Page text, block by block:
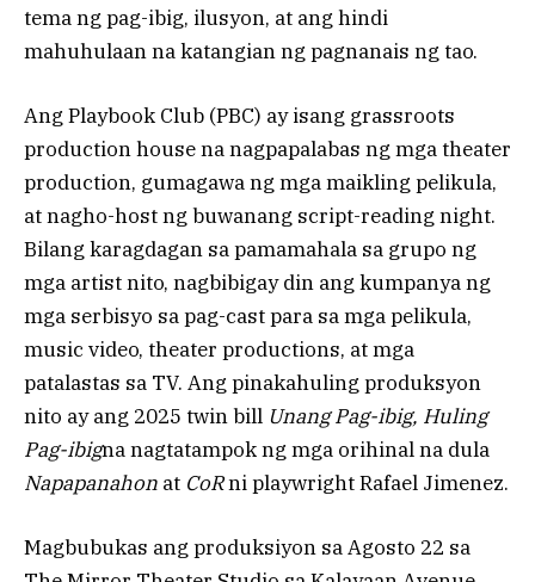
tema ng pag-ibig, ilusyon, at ang hindi
mahuhulaan na katangian ng pagnanais ng tao.
Ang Playbook Club (PBC) ay isang grassroots
production house na nagpapalabas ng mga theater
production, gumagawa ng mga maikling pelikula,
at nagho-host ng buwanang script-reading night.
Bilang karagdagan sa pamamahala sa grupo ng
mga artist nito, nagbibigay din ang kumpanya ng
mga serbisyo sa pag-cast para sa mga pelikula,
music video, theater productions, at mga
patalastas sa TV. Ang pinakahuling produksyon
nito ay ang 2025 twin bill Unang Pag-ibig, Huling
Pag-ibigna nagtatampok ng mga orihinal na dula
Napapanahon at CoRni playwright Rafael Jimenez.
Magbubukas ang produksiyon sa Agosto 22 sa